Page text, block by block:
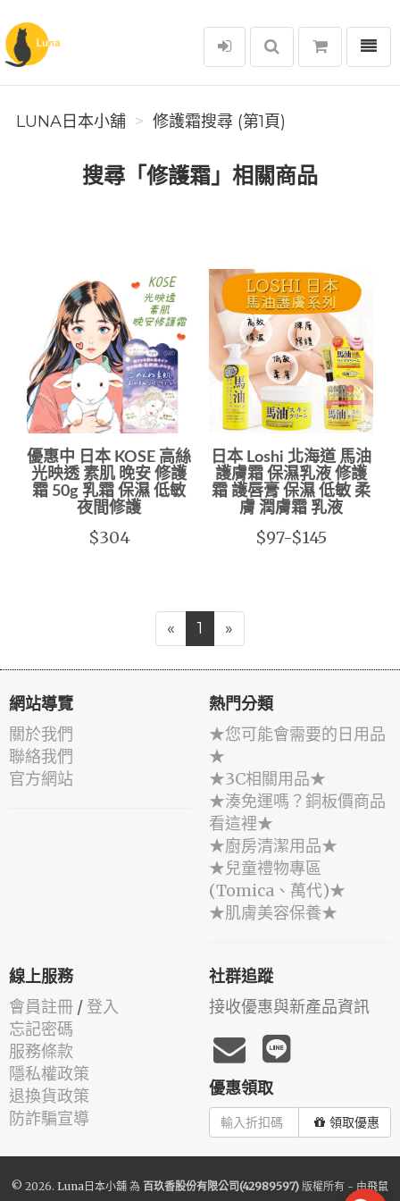
Luna日本小舖
選單
LUNA日本小舖 修護霜搜尋 (第1頁)
搜尋「修護霜」相關商品
優惠中 日本 KOSE 高絲
光映透 素肌 晚安 修護
霜 50g 乳霜 保濕 低敏
夜間修護
$304
日本 Loshi 北海道 馬油
護膚霜 保濕乳液 修護
霜 護唇膏 保濕 低敏 柔
膚 潤膚霜 乳液
$97-$145
« 1 »
網站導覽
關於我們
聯絡我們
官方網站
熱門分類
★您可能會需要的日用品
★
★3C相關用品★
★湊免運嗎？銅板價商品
看這裡★
★廚房清潔用品★
★兒童禮物專區
(Tomica、萬代)★
★肌膚美容保養★
線上服務
會員註冊 / 登入
忘記密碼
服務條款
隱私權政策
退換貨政策
防詐騙宣導
社群追蹤
接收優惠與新產品資訊
優惠領取
領取優惠
© 2026. Luna日本小舖 為 百玖香股份有限公司(42989597) 版權所有 - 由飛鼠